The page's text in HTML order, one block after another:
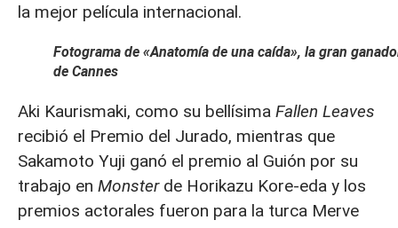
la mejor película internacional.
Fotograma de «Anatomía de una caída», la gran
de Cannes
Aki Kaurismaki, como su bellísima Fallen Leaves
recibió el Premio del Jurado, mientras que
Sakamoto Yuji ganó el premio al Guión por su
trabajo en Monsterde Horikazu Kore-eda y los
premios actorales fueron para la turca Merve